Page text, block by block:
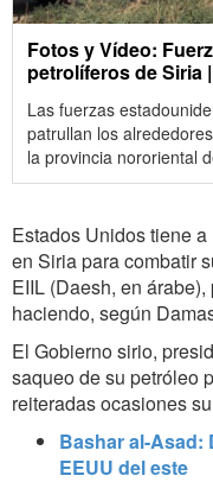
Fotos y Vídeo:
petrolíferos de Siria
Las fuerzas
patrullan los
la provincia nororiental
Estados Unidos tiene
en Siria para combatir
EIIL (Daesh, en
haciendo, según
El Gobierno sirio,
saqueo de su petróleo
reiteradas ocasiones
Bashar al-Asad:
EEUU del este